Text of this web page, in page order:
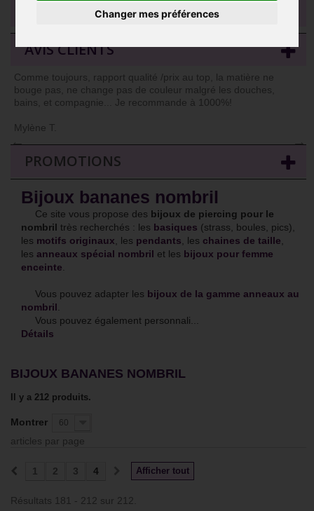
Changer mes préférences
TRIER LES MODÈLES
AVIS CLIENTS
Comme toujours, rapport qualité /prix au top, la matière ne
bouge pas, ne change pas de couleur malgré les douches,
bains, et compagnie... Je recommande à 1000%!
Mylène T.
→
←
PROMOTIONS
Bijoux bananes nombril
Ce site vous propose des bijoux de piercing pour le
nombril très recherchés : les basiques (strass, boules, pics),
les motifs originaux , les pendants , les chaines de taille
les anneaux spécial nombril et les bijoux pour femme
enceinte
Vous pouvez adapter les bijoux de la gamme anneaux au
nombril
Vous pouvez également personnali...
Détails
BIJOUX BANANES NOMBRIL
Il y a 212 produits.
Montrer 60
articles par page
Afficher tout
1 2 3 4
Résultats 181 - 212 sur 212.